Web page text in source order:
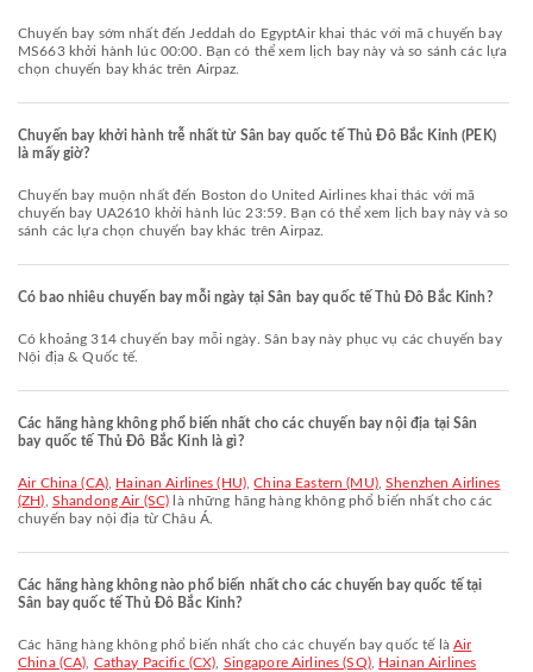
Chuyến bay sớm nhất đến Jeddah do EgyptAir khai thác với mã chuyến bay
MS663 khởi hành lúc 00:00. Bạn có thể xem lịch bay này và so sánh các lựa
chọn chuyến bay khác trên Airpaz.
Chuyến bay khởi hành trễ nhất từ Sân bay quốc tế Thủ Đô Bắc Kinh (PEK)
là mấy giờ?
Chuyến bay muộn nhất đến Boston do United Airlines khai thác với mã
chuyến bay UA2610 khởi hành lúc 23:59. Bạn có thể xem lịch bay này và so
sánh các lựa chọn chuyến bay khác trên Airpaz.
Có bao nhiêu chuyến bay mỗi ngày tại Sân bay quốc tế Thủ Đô Bắc Kinh?
Có khoảng 314 chuyến bay mỗi ngày. Sân bay này phục vụ các chuyến bay
Nội địa & Quốc tế.
Các hãng hàng không phổ biến nhất cho các chuyến bay nội địa tại Sân
bay quốc tế Thủ Đô Bắc Kinh là gì?
Air China (CA), Hainan Airlines (HU) ,China Eastern (MU),Shenzhen Airlines
(ZH) Shandong Air (SC) là những hãng hàng không phổ biến nhất cho các
chuyến bay nội địa từ Châu Á.
Các hãng hàng không nào phổ biến nhất cho các chuyến bay quốc tế tại
Sân bay quốc tế Thủ Đô Bắc Kinh?
Các hãng hàng không phổ biến nhất cho các chuyến bay quốc tế là Air
China (CA) Cathay Pacific (CX) Singapore Airlines (SQ), Hainan Airlines